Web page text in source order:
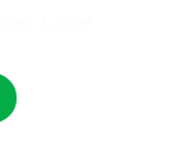
/ 2ème